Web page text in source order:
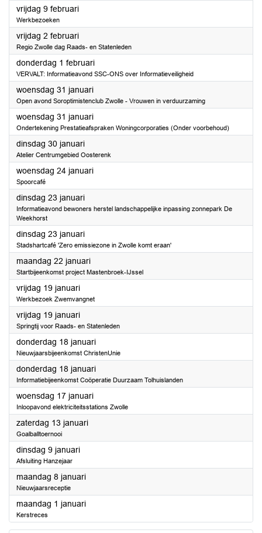
vrijdag 9 februari2024
Werkbezoeken
vrijdag 2 februari2024
Regio Zwolle dag Raads- en Statenleden
donderdag 1 februari2024
VERVALT: Informatieavond SSC-ONS over Informatieveiligheid
woensdag 31 januari2024
Open avond Soroptimistenclub Zwolle - Vrouwen in verduurzaming
woensdag 31 januari2024
Ondertekening Prestatieafspraken Woningcorporaties (Onder voorbehoud)
dinsdag 30 januari2024
Atelier Centrumgebied Oosterenk
woensdag 24 januari2024
Spoorcafé
dinsdag 23 januari2024
Informatieavond bewoners herstel landschappelijke inpassing zonnepark De
Weekhorst
dinsdag 23 januari2024
Stadshartcafé 'Zero emissiezone in Zwolle komt eraan'
maandag 22 januari2024
Startbijeenkomst project Mastenbroek-IJssel
vrijdag 19 januari2024
Werkbezoek Zwemvangnet
vrijdag 19 januari2024
Springtij voor Raads- en Statenleden
donderdag 18 januari2024
Nieuwjaarsbijeenkomst ChristenUnie
donderdag 18 januari2024
Informatiebijeenkomst Coöperatie Duurzaam Tolhuislanden
woensdag 17 januari2024
Inloopavond elektriciteitsstations Zwolle
zaterdag 13 januari2024
Goalballtoernooi
dinsdag 9 januari2024
Afsluiting Hanzejaar
maandag 8 januari2024
Nieuwjaarsreceptie
maandag 1 januari2024
Kerstreces